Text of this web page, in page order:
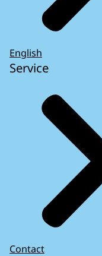
English
Service
Contact